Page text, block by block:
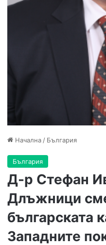
Начална / България
България
Д-р Стефан
Длъжници
българската
Западните